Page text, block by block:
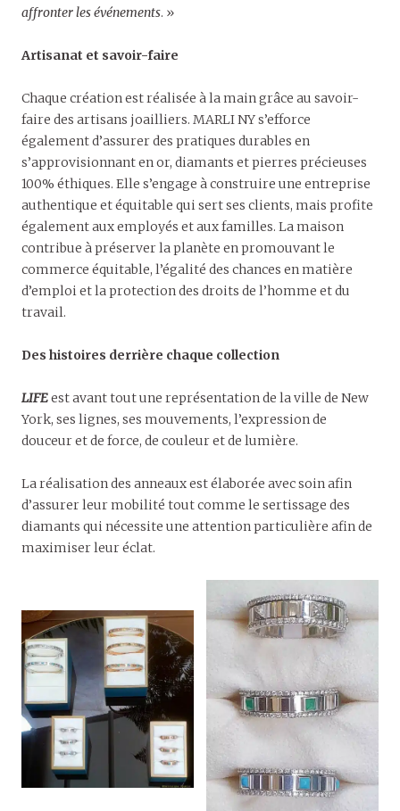
affronter les événements. »
Artisanat et savoir-faire
Chaque création est réalisée à la main grâce au savoir-
faire des artisans joailliers. MARLI NY s’efforce
également d’assurer des pratiques durables en
s’approvisionnant en or, diamants et pierres précieuses
100% éthiques. Elle s’engage à construire une entreprise
authentique et équitable qui sert ses clients, mais profite
également aux employés et aux familles. La maison
contribue à préserver la planète en promouvant le
commerce équitable, l’égalité des chances en matière
d’emploi et la protection des droits de l’homme et du
travail.
Des histoires derrière chaque collection
LIFEest avant tout une représentation de la ville de New
York, ses lignes, ses mouvements, l’expression de
douceur et de force, de couleur et de lumière.
La réalisation des anneaux est élaborée avec soin afin
d’assurer leur mobilité tout comme le sertissage des
diamants qui nécessite une attention particulière afin de
maximiser leur éclat.